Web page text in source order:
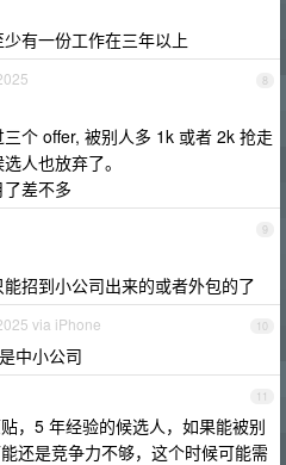
有一份工作在三年以上
8
个 offer, 被别人多 1k 或者 2k 抢走
人也放弃了。
差不多
9
招到小公司出来的或者外包的了
10
via iPhone
中小公司
11
，5 年经验的候选人，如果能被别
还是竞争力不够，这个时候可能需